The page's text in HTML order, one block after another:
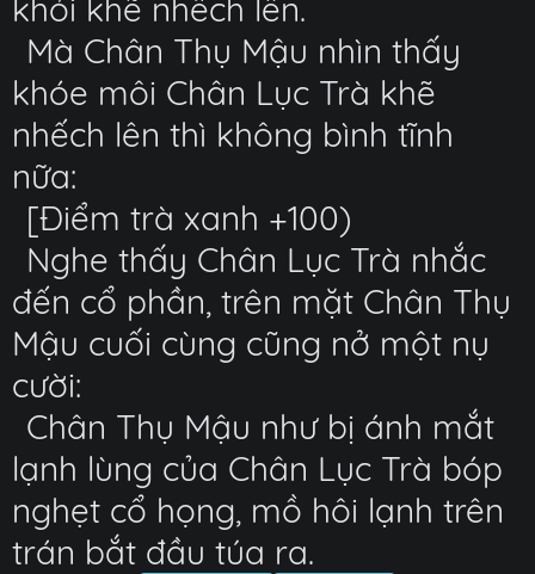
khỏi khẽ nhếch lên.
Mà Chân Thụ Mậu nhìn thấy
khóe môi Chân Lục Trà khẽ
nhếch lên thì không bình tĩnh
nữa:
[Điểm trà xanh +100)
Nghe thấy Chân Lục Trà nhắc
đến cổ phần, trên mặt Chân Thụ
Mậu cuối cùng cũng nở một nụ
cười:
Chân Thụ Mậu như bị ánh mắt
lạnh lùng của Chân Lục Trà bóp
nghẹt cổ họng, mồ hôi lạnh trên
trán bắt đầu túa ra.